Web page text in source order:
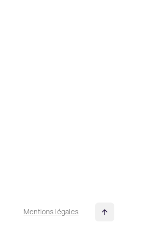
Mentions légales